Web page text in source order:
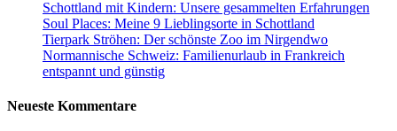
Schottland mit Kindern: Unsere gesammelten Erfahrungen
Soul Places: Meine 9 Lieblingsorte in Schottland
Tierpark Ströhen: Der schönste Zoo im Nirgendwo
Normannische Schweiz: Familienurlaub in Frankreich
entspannt und günstig
Neueste Kommentare